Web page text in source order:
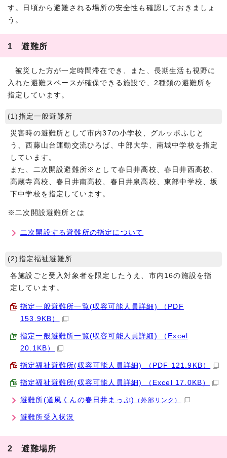
す。日頃から避難される場所の安全性も確認しておきましょ
う。
1 避難所
被災した方が一定時間滞在でき、また、長期生活も視野に
入れた避難スペースが確保できる施設で、2種類の避難所を
指定しています。
(1)指定一般避難所
災害時の避難所として市内37の小学校、グルッポふじと
う、西藤山台運動交流ひろば、中部大学、南城中学校を指定
しています。
また、二次開設避難所※として春日井高校、春日井西高校、
高蔵寺高校、春日井南高校、春日井泉高校、東部中学校、坂
下中学校を指定しています。
※二次開設避難所とは
二次開設する避難所の指定について
(2)指定福祉避難所
各施設ごと受入対象者を限定したうえ、市内16の施設を指
定しています。
指定一般避難所一覧(収容可能人員詳細) （PDF
153.9KB）
指定一般避難所一覧(収容可能人員詳細) （Excel
20.1KB）
指定福祉避難所(収容可能人員詳細) （PDF 121.9KB）
指定福祉避難所(収容可能人員詳細) （Excel 17.0KB）
避難所(道風くんの春日井まっぷ) （外部リンク）
避難所受入状況
2 避難場所